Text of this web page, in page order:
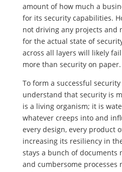
amount of how much a
for its security capabilities.
not driving any projects and
for the actual state of
across all layers will likely
more than security on paper.
To form a successful
understand that security is
is a living organism; it is
whatever creeps into and
every design, every product
increasing its resiliency in
stays a bunch of documents
and cumbersome processes